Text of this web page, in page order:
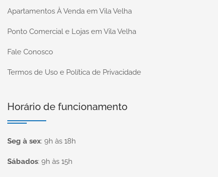
Apartamentos À Venda em Vila Velha
Ponto Comercial e Lojas em Vila Velha
Fale Conosco
Termos de Uso e Política de Privacidade
Horário de funcionamento
Seg à sex: 9h às 18h
Sábados: 9h às 15h